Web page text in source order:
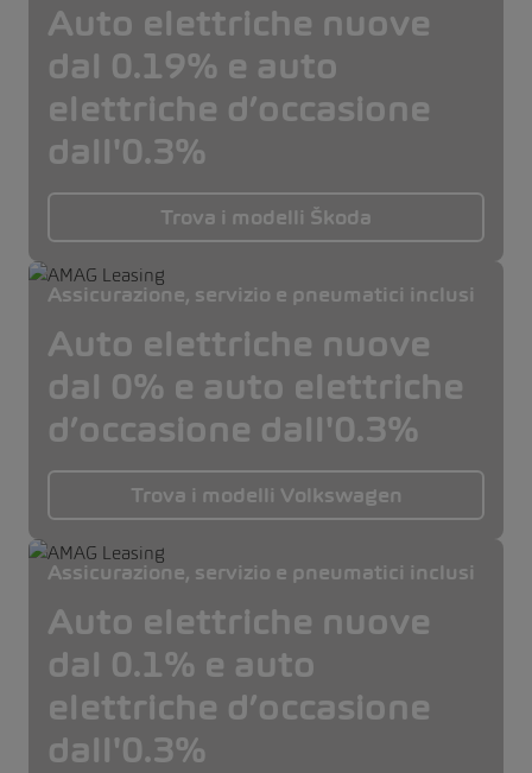
Auto elettriche nuove
dal 0.19% e auto
elettriche d’occasione
dall'0.3%
Trova i modelli Škoda
Assicurazione, servizio e pneumatici inclusi
Auto elettriche nuove
dal 0% e auto elettriche
d’occasione dall'0.3%
Trova i modelli Volkswagen
Assicurazione, servizio e pneumatici inclusi
Auto elettriche nuove
dal 0.1% e auto
elettriche d’occasione
dall'0.3%